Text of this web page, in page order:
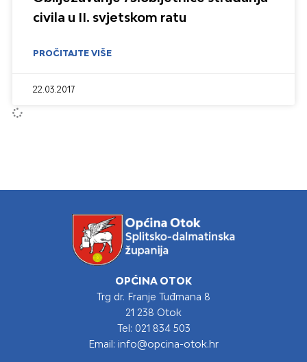
civila u II. svjetskom ratu
PROČITAJTE VIŠE
22.03.2017
OPĆINA OTOK
Trg dr. Franje Tuđmana 8
21 238 Otok
Tel: 021 834 503
Email: info@opcina-otok.hr